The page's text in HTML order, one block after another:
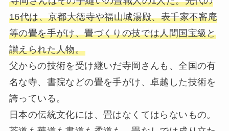
16代は、京都大徳寺や福山城湯殿、表千家不審庵
等の畳を手がけ、畳づくりの技では人間国宝級と
讃えられた人物。
父からの技術を受け継いだ寺岡さんも、全国の有
名な寺、書院などの畳を手がけ、卓越した技術を
誇っている。
日本の伝統文化には、畳はなくてはらないもの。